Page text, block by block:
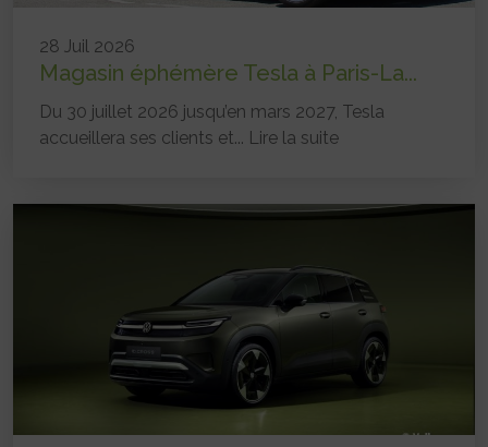
28 Juil 2026
Magasin éphémère Tesla à Paris-La...
Du 30 juillet 2026 jusqu’en mars 2027, Tesla
accueillera ses clients et... Lire la suite